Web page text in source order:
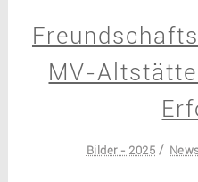
MV-
Bilder - 2025 /